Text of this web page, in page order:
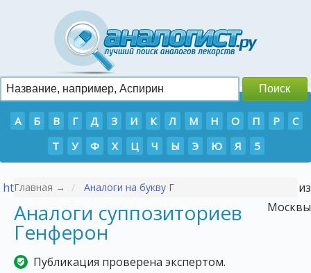
https://p-tour.ru/countries/vetnam/
- Туры во Вьетнам из
Москвы
А Б В Г Д З И К Л М Н О П Р
С
Т
У Ф Х Ц Ч Ы Э Ю Я 5
Главная → Аналоги на букву Г
Аналоги суппозиториев
Генферон
Публикация проверена экспертом.